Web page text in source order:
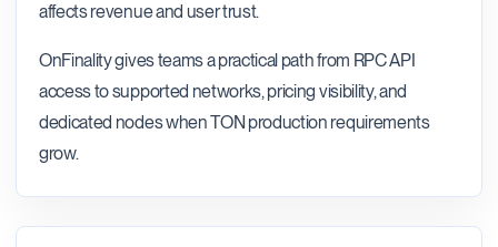
affects revenue and user trust.
OnFinality gives teams a practical path from RPC API
access to supported networks, pricing visibility, and
dedicated nodes when TON production requirements
grow.